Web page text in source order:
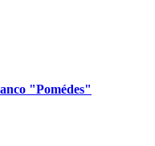
"Pomédes"